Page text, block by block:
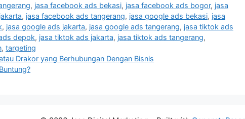
, jasa facebook ads bekasi, jasa facebook ads bogor, jasa
, jasa facebook ads tangerang, jasa google ads bekasi, jasa
, jasa google ads jakarta, jasa google ads tangerang, jasa tiktok ads
depok, jasa tiktok ads jakarta, jasa tiktok ads tangerang,
, targeting
Drakor yang Berhubungan Dengan Bisnis